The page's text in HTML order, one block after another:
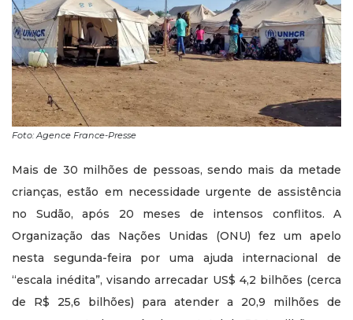
Foto: Agence France-Presse
Mais de 30 milhões de pessoas, sendo mais da metade
crianças, estão em necessidade urgente de assistência
no Sudão, após 20 meses de intensos conflitos. A
Organização das Nações Unidas (ONU) fez um apelo
nesta segunda-feira por uma ajuda internacional de
“escala inédita”, visando arrecadar US$ 4,2 bilhões (cerca
de R$ 25,6 bilhões) para atender a 20,9 milhões de